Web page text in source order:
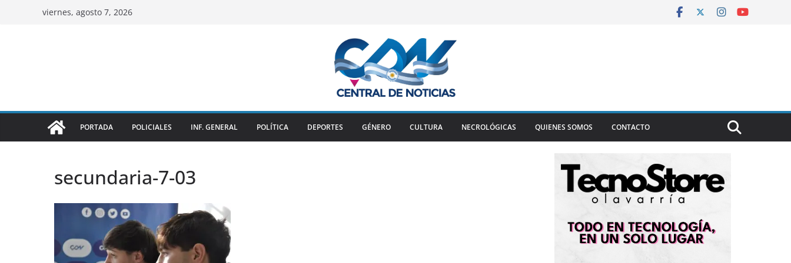
viernes, agosto 7, 2026
PORTADA POLICIALES INF. GENERAL POLÍTICA DEPORTES GÉNERO CULTURA NECROLÓGICAS QUIENES SOMOS CONTACTO
secundaria-7-03